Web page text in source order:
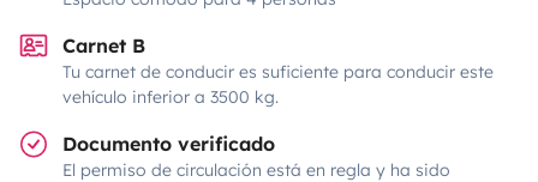
Carnet B
Tu carnet de conducir es suficiente para conducir este
vehículo inferior a 3500 kg.
Documento verificado
El permiso de circulación está en regla y ha sido